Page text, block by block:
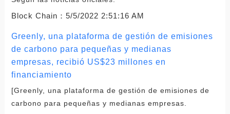
Block Chain： 5/5/2022 2:51:16 AM
Greenly, una plataforma de gestión de emisiones
de carbono para pequeñas y medianas
empresas, recibió US$23 millones en
financiamiento
[Greenly, una plataforma de gestión de emisiones de
carbono para pequeñas y medianas empresas.